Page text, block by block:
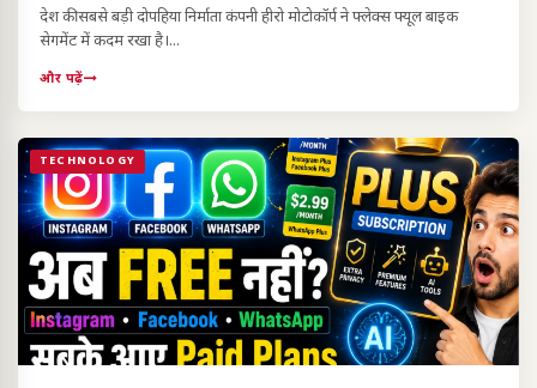
देश की सबसे बड़ी दोपहिया निर्माता कंपनी हीरो मोटोकॉर्प ने फ्लेक्स फ्यूल बाइक
सेगमेंट में कदम रखा है।...
और पढ़ें
TECHNOLOGY